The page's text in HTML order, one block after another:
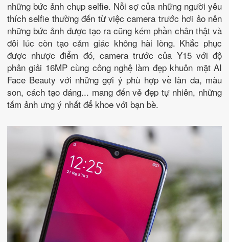
những bức ảnh chụp selfie. Nỗi sợ của những người yêu
thích selfie thường đến từ việc camera trước hơi ảo nên
những bức ảnh được tạo ra cũng kém phần chân thật và
đôi lúc còn tạo cảm giác không hài lòng. Khắc phục
được nhược điểm đó, camera trước của Y15 với độ
phân giải 16MP cùng công nghệ làm đẹp khuôn mặt AI
Face Beauty với những gợi ý phù hợp về làn da, màu
son, cách tạo dáng... mang đến vẻ đẹp tự nhiên, những
tấm ảnh ưng ý nhất để khoe với bạn bè.